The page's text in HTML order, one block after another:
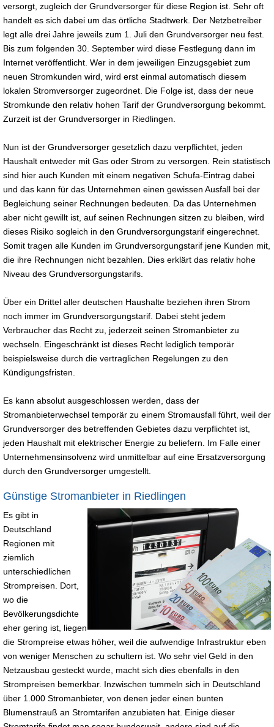
versorgt, zugleich der Grundversorger für diese Region ist. Sehr oft
handelt es sich dabei um das örtliche Stadtwerk. Der Netzbetreiber
legt alle drei Jahre jeweils zum 1. Juli den Grundversorger neu fest.
Bis zum folgenden 30. September wird diese Festlegung dann im
Internet veröffentlicht. Wer in dem jeweiligen Einzugsgebiet zum
neuen Stromkunden wird, wird erst einmal automatisch diesem
lokalen Stromversorger zugeordnet. Die Folge ist, dass der neue
Stromkunde den relativ hohen Tarif der Grundversorgung bekommt.
Zurzeit ist der Grundversorger in Riedlingen.
Nun ist der Grundversorger gesetzlich dazu verpflichtet, jeden
Haushalt entweder mit Gas oder Strom zu versorgen. Rein statistisch
sind hier auch Kunden mit einem negativen Schufa-Eintrag dabei
und das kann für das Unternehmen einen gewissen Ausfall bei der
Begleichung seiner Rechnungen bedeuten. Da das Unternehmen
aber nicht gewillt ist, auf seinen Rechnungen sitzen zu bleiben, wird
dieses Risiko sogleich in den Grundversorgungstarif eingerechnet.
Somit tragen alle Kunden im Grundversorgungstarif jene Kunden mit,
die ihre Rechnungen nicht bezahlen. Dies erklärt das relativ hohe
Niveau des Grundversorgungstarifs.
Über ein Drittel aller deutschen Haushalte beziehen ihren Strom
noch immer im Grundversorgungstarif. Dabei steht jedem
Verbraucher das Recht zu, jederzeit seinen Stromanbieter zu
wechseln. Eingeschränkt ist dieses Recht lediglich temporär
beispielsweise durch die vertraglichen Regelungen zu den
Kündigungsfristen.
Es kann absolut ausgeschlossen werden, dass der
Stromanbieterwechsel temporär zu einem Stromausfall führt, weil der
Grundversorger des betreffenden Gebietes dazu verpflichtet ist,
jeden Haushalt mit elektrischer Energie zu beliefern. Im Falle einer
Unternehmensinsolvenz wird unmittelbar auf eine Ersatzversorgung
durch den Grundversorger umgestellt.
Günstige Stromanbieter in Riedlingen
Es gibt in
Deutschland
Regionen mit
ziemlich
unterschiedlichen
Strompreisen. Dort,
wo die
Bevölkerungsdichte
eher gering ist, liegen
die Strompreise etwas höher, weil die aufwendige Infrastruktur eben
von weniger Menschen zu schultern ist. Wo sehr viel Geld in den
Netzausbau gesteckt wurde, macht sich dies ebenfalls in den
Strompreisen bemerkbar. Inzwischen tummeln sich in Deutschland
über 1.000 Stromanbieter, von denen jeder einen bunten
Blumenstrauß an Stromtarifen anzubieten hat. Einige dieser